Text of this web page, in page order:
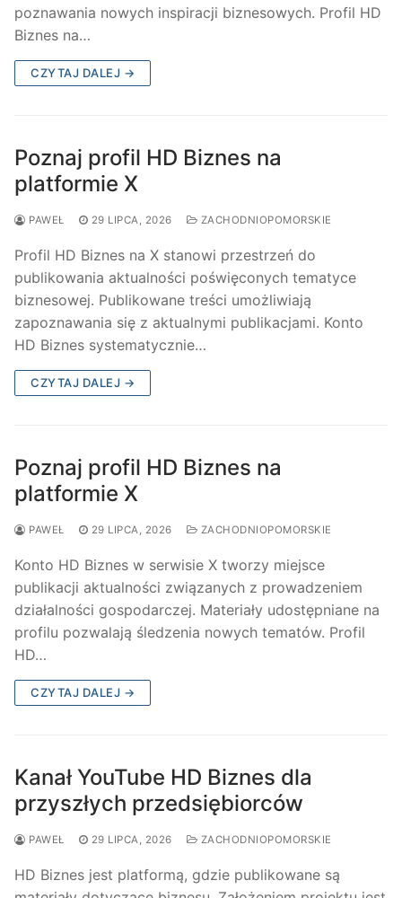
poznawania nowych inspiracji biznesowych. Profil HD
Biznes na…
CZYTAJ DALEJ →
Poznaj profil HD Biznes na
platformie X
PAWEŁ 29 LIPCA, 2026 ZACHODNIOPOMORSKIE
Profil HD Biznes na X stanowi przestrzeń do
publikowania aktualności poświęconych tematyce
biznesowej. Publikowane treści umożliwiają
zapoznawania się z aktualnymi publikacjami. Konto
HD Biznes systematycznie…
CZYTAJ DALEJ →
Poznaj profil HD Biznes na
platformie X
PAWEŁ 29 LIPCA, 2026 ZACHODNIOPOMORSKIE
Konto HD Biznes w serwisie X tworzy miejsce
publikacji aktualności związanych z prowadzeniem
działalności gospodarczej. Materiały udostępniane na
profilu pozwalają śledzenia nowych tematów. Profil
HD…
CZYTAJ DALEJ →
Kanał YouTube HD Biznes dla
przyszłych przedsiębiorców
PAWEŁ 29 LIPCA, 2026 ZACHODNIOPOMORSKIE
HD Biznes jest platformą, gdzie publikowane są